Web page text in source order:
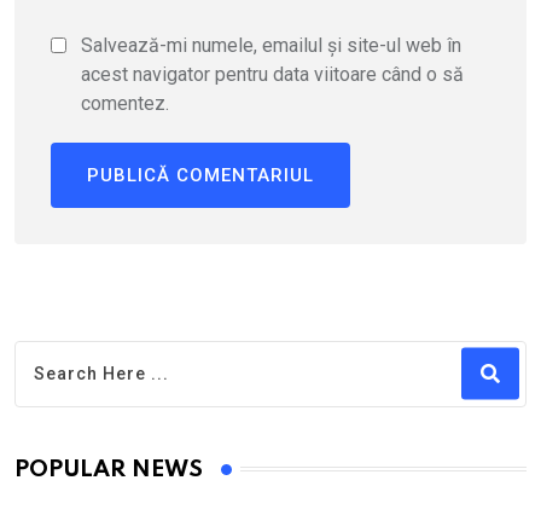
Salvează-mi numele, emailul și site-ul web în
acest navigator pentru data viitoare când o să
comentez.
POPULAR NEWS